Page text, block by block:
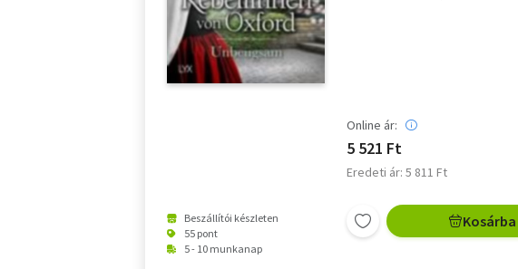
Beszállítói készleten
55 pont
5 - 10 munkanap
Online ár:
5 521 Ft
Eredeti ár: 5 811 Ft
Kosárba